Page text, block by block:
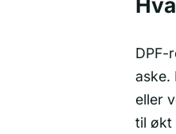
DPF-
aske.
eller
til økt